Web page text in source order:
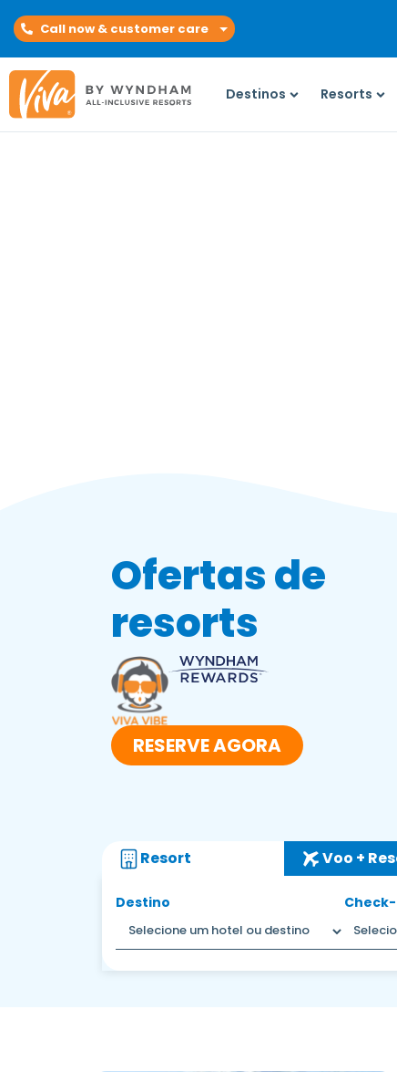
Call now & customer care
Destinos Resorts
Ofertas de
resorts
RESERVE AGORA
Resort Voo +
Destino